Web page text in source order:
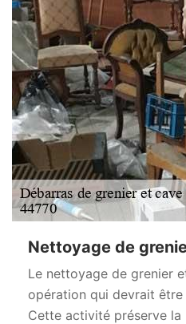
Nettoyage de
Le nettoyage de grenier
opération qui devrait
Cette activité préserve